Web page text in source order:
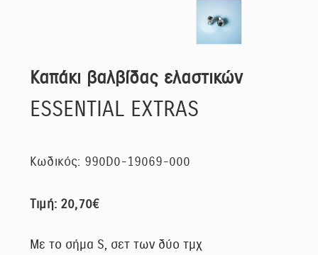
Καπάκι βαλβίδας ελαστικών
ESSENTIAL EXTRAS
Κωδικός: 990D0-19069-000
Τιμή: 20,70€
Με το σήμα S, σετ των δύο τμχ